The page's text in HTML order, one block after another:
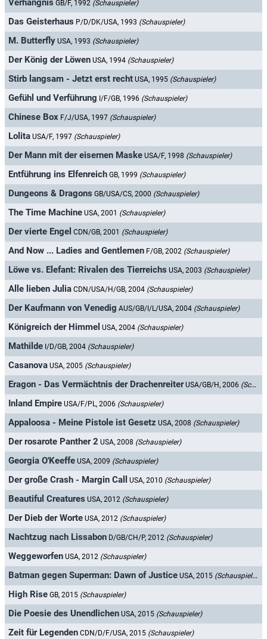
Verhängnis GB/F, 1992 (Schauspieler)
Das Geisterhaus P/D/DK/USA, 1993 (Schauspieler)
M. Butterfly USA, 1993 (Schauspieler)
Der König der Löwen USA, 1994 (Schauspieler)
Stirb langsam - Jetzt erst recht USA, 1995 (Schauspieler)
Gefühl und Verführung I/F/GB, 1996 (Schauspieler)
Chinese Box F/J/USA, 1997 (Schauspieler)
Lolita USA/F, 1997 (Schauspieler)
Der Mann mit der eisernen Maske USA/F, 1998 (Schauspieler)
Entführung ins Elfenreich GB, 1999 (Schauspieler)
Dungeons & Dragons GB/USA/CS, 2000 (Schauspieler)
The Time Machine USA, 2001 (Schauspieler)
Der vierte Engel CDN/GB, 2001 (Schauspieler)
And Now ... Ladies and Gentlemen F/GB, 2002 (Schauspieler)
Löwe vs. Elefant: Rivalen des Tierreichs USA, 2003 (Schauspieler)
Alle lieben Julia CDN/USA/H/GB, 2004 (Schauspieler)
Der Kaufmann von Venedig AUS/GB/I/L/USA, 2004 (Schauspieler)
Königreich der Himmel USA, 2004 (Schauspieler)
Mathilde I/D/GB, 2004 (Schauspieler)
Casanova USA, 2005 (Schauspieler)
Eragon - Das Vermächtnis der Drachenreiter USA/GB/H, 2006 (Schauspieler)
Inland Empire USA/F/PL, 2006 (Schauspieler)
Appaloosa - Meine Pistole ist Gesetz USA, 2008 (Schauspieler)
Der rosarote Panther 2 USA, 2008 (Schauspieler)
Georgia O'Keeffe USA, 2009 (Schauspieler)
Der große Crash - Margin Call USA, 2010 (Schauspieler)
Beautiful Creatures USA, 2012 (Schauspieler)
Der Dieb der Worte USA, 2012 (Schauspieler)
Nachtzug nach Lissabon D/GB/CH/P, 2012 (Schauspieler)
Weggeworfen USA, 2012 (Schauspieler)
Batman gegen Superman: Dawn of Justice USA, 2015 (Schauspieler)
High Rise GB, 2015 (Schauspieler)
Die Poesie des Unendlichen USA, 2015 (Schauspieler)
Zeit für Legenden CDN/D/F/USA, 2015 (Schauspieler)